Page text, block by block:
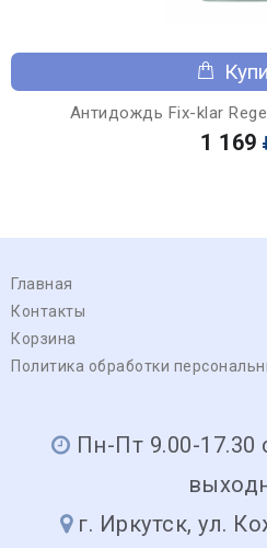
Антидождь Fix-klar
1 169
Главная
Контакты
Корзина
Политика обработки
Пн-Пт 9.00-17.30
г. Иркутск, ул.